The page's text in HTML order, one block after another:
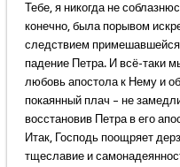
Тебе, я никогда не
конечно, была порывом
следствием
падение Петра. И всё-таки
любовь апостола к Нему и
покаянный плач – не
восстановив Петра в его
Итак, Господь поощряет
тщеславие и